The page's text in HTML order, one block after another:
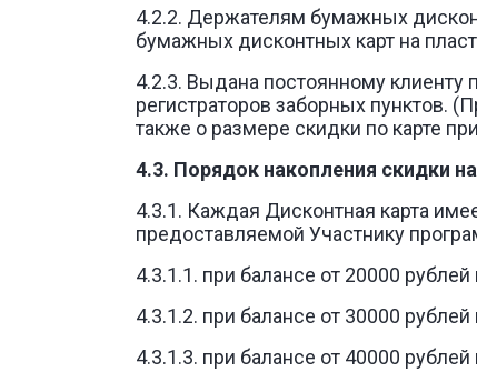
4.2.2. Держателям бумажных
бумажных дисконтных карт на
4.2.3. Выдана постоянному клиенту
регистраторов заборных
также о размере скидки по карте
4.3. Порядок накопления скидки
4.3.1. Каждая Дисконтная карта
предоставляемой Участнику
4.3.1.1. при балансе от 20000
4.3.1.2. при балансе от 30000
4.3.1.3. при балансе от 40000